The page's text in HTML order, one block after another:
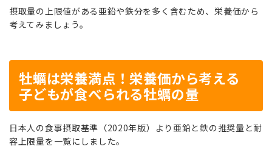
摂取量の上限値がある亜鉛や鉄分を多く含むため、栄養価から
考えてみましょう。
牡蠣は栄養満点！栄養価から考える
子どもが食べられる牡蠣の量
日本人の食事摂取基準（2020年版）より亜鉛と鉄の推奨量と耐
容上限量を一覧にしました。